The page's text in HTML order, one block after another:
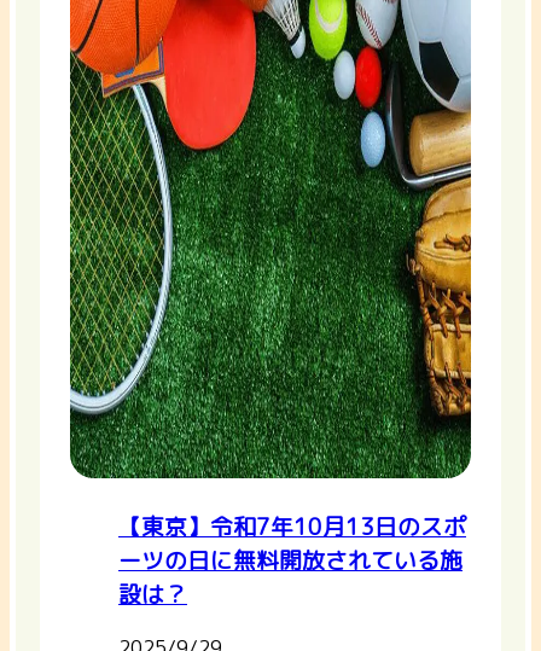
【東京】令和7年10月13日のスポ
ーツの日に無料開放されている施
設は？